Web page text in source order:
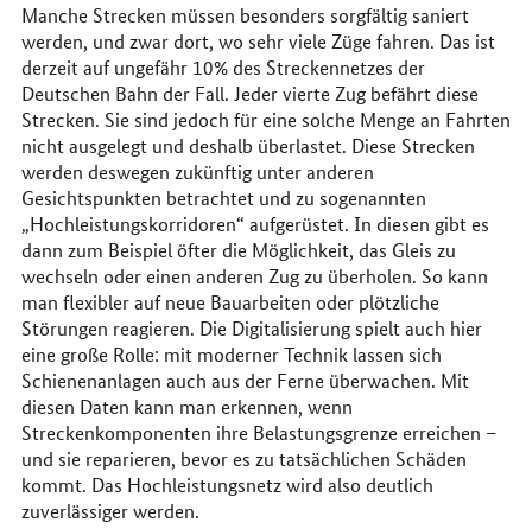
Manche Strecken müssen besonders sorgfältig saniert
werden, und zwar dort, wo sehr viele Züge fahren. Das ist
derzeit auf ungefähr 10% des Streckennetzes der
Deutschen Bahn der Fall. Jeder vierte Zug befährt diese
Strecken. Sie sind jedoch für eine solche Menge an Fahrten
nicht ausgelegt und deshalb überlastet. Diese Strecken
werden deswegen zukünftig unter anderen
Gesichtspunkten betrachtet und zu sogenannten
„Hochleistungskorridoren“ aufgerüstet. In diesen gibt es
dann zum Beispiel öfter die Möglichkeit, das Gleis zu
wechseln oder einen anderen Zug zu überholen. So kann
man flexibler auf neue Bauarbeiten oder plötzliche
Störungen reagieren. Die Digitalisierung spielt auch hier
eine große Rolle: mit moderner Technik lassen sich
Schienenanlagen auch aus der Ferne überwachen. Mit
diesen Daten kann man erkennen, wenn
Streckenkomponenten ihre Belastungsgrenze erreichen –
und sie reparieren, bevor es zu tatsächlichen Schäden
kommt. Das Hochleistungsnetz wird also deutlich
zuverlässiger werden.